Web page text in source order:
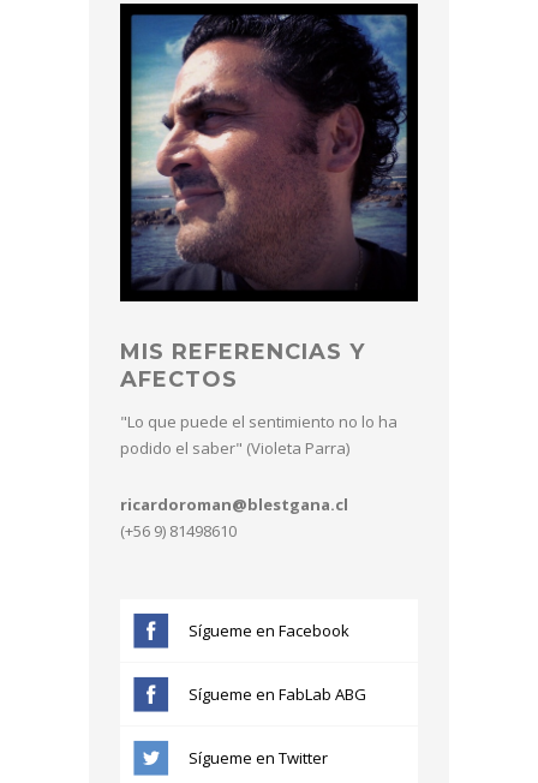
MIS REFERENCIAS Y
AFECTOS
"Lo que puede el sentimiento no lo ha
podido el saber" (Violeta Parra)
ricardoroman@blestgana.cl
(+56 9) 81498610
Sígueme en Facebook
Sígueme en FabLab ABG
Sígueme en Twitter